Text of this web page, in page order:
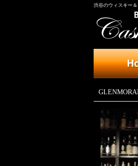
渋谷のウィスキー＆